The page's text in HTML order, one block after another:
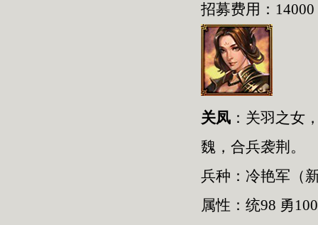
招募费用：14000
关凤 ：关羽之女
魏，合兵袭荆。
兵种：冷艳军（
属性：统98 勇